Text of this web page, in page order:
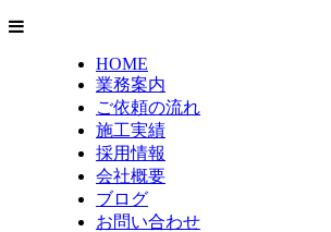
HOME
業務案内
ご依頼の流れ
施工実績
採用情報
会社概要
ブログ
お問い合わせ